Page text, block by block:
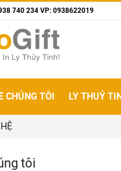
tôi
740 234 VP: 0938622019
CHÚNG TÔI LY THUỶ